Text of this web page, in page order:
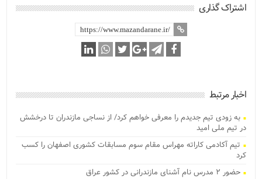
اشتراک گذاری
اخبار مرتبط
به زودی تیم جدیدم را معرفی خواهم کرد/ از نساجی مازندران تا درخشش
در تیم ملی امید
تیم آکادمی کاراته مهراس مقام سوم مسابقات کشوری اصفهان را کسب
کرد
حضور ۲ مدرس نام آشنای مازندرانی در کشور عراق